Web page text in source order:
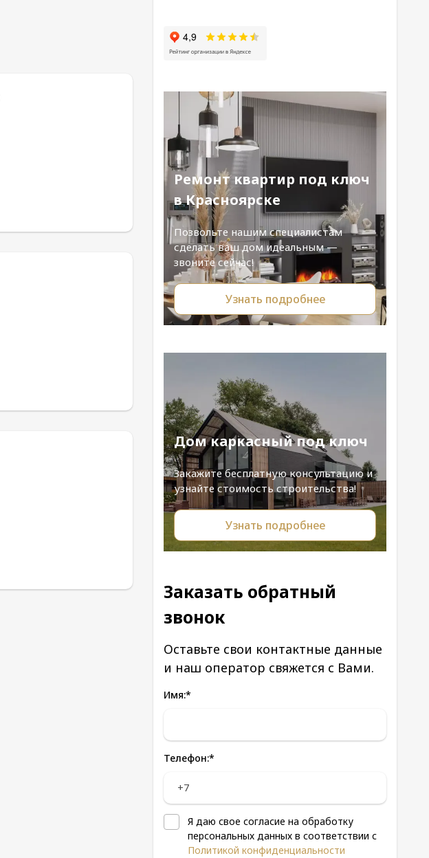
Ремонт квартир под ключ
в Красноярске
Позвольте нашим специалистам
сделать ваш дом идеальным —
звоните сейчас!
Узнать подробнее
Дом каркасный под ключ
Закажите бесплатную консультацию и
узнайте стоимость строительства!
Узнать подробнее
Заказать обратный
звонок
Оставьте свои контактные данные
и наш оператор свяжется с Вами.
Имя:*
Телефон:*
Я даю свое согласие на обработку
персональных данных в соответствии с
Политикой конфиденциальности